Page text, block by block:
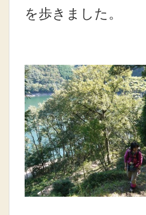
を歩きました。